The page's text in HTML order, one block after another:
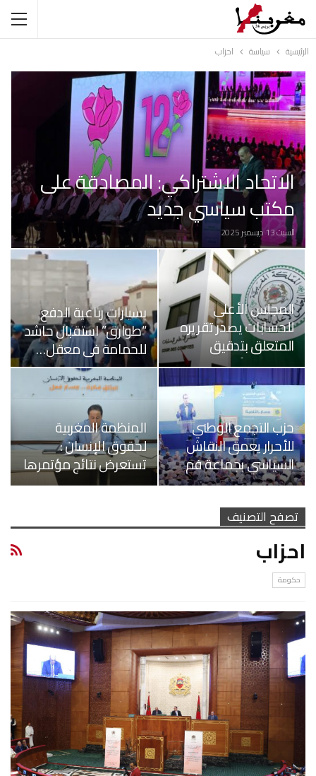
الرئيسية سياسة احزاب
الاتحاد الاشتراكي: المصادقة على
مكتب سياسي جديد
السبت 13 ديسمبر 2025
المجلس الأعلى
للحسابات يصدر تقريره
المتعلق بتدقيق
حسابات الأحزاب…
بسيارات رباعية الدفع
“طوارق” استقبال حاشد
للحمامة في معقل…
حزب التجمع الوطني
للأحرار يعمق النقاش
السياسي بجماعة فم
الواد
المنظمة المغربية
لحقوق الإنسان :
تستعرض نتائج مؤتمرها
في ندوة صحفية
تصفح التصنيف
احزاب
حكومة